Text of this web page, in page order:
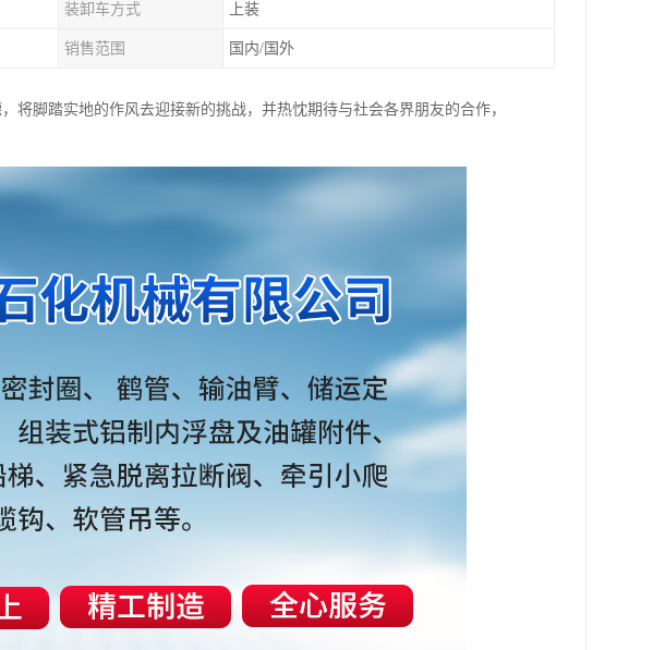
装卸车方式 上装
销售范围 国内/国外
将脚踏实地的作风去迎接新的挑战，并热忱期待与社会各界朋友的合作，